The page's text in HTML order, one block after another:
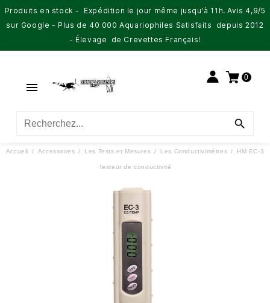
Produits en stock - Expédition le jour même jusqu'à 11h. Avis 4,9/5
sur Google - Plus de 40 000 Aquariophiles Satisfaits depuis 2012
- Élevage de Crevettes Français!

0

Accueil Accessoires Les Tests et Mesures Les Conductivimètres HM EC-3
Testeur de conductivité